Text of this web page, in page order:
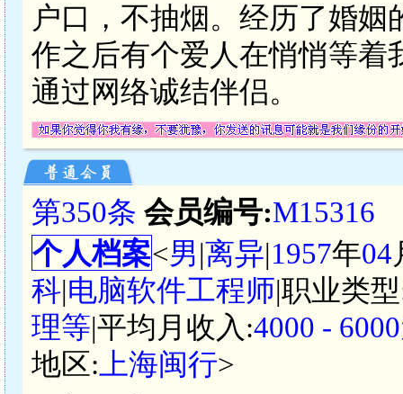
户口，不抽烟。经历了婚
作之后有个爱人在悄悄等着
通过网络诚结伴侣。
第350条 会员编号:M15316
个人档案<男|离异|1957年04
科|电脑软件工程师|职业类
理等|平均月收入:4000 -
地区: 上海闽行>